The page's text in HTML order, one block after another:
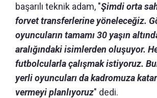
başarılı teknik adam, "Şimdi orta
forvet transferlerine yöneleceğiz.
oyuncuların tamamı 30 yaşın
aralığındaki isimlerden oluşuyor.
futbolcularla çalışmak istiyoruz.
yerli oyuncuları da kadromuza
vermeyi planlıyoruz" dedi.